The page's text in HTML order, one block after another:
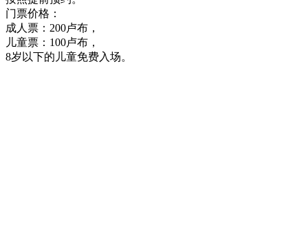
门票价格：
成人票：200卢布，
儿童票：100卢布，
8岁以下的儿童免费入场。